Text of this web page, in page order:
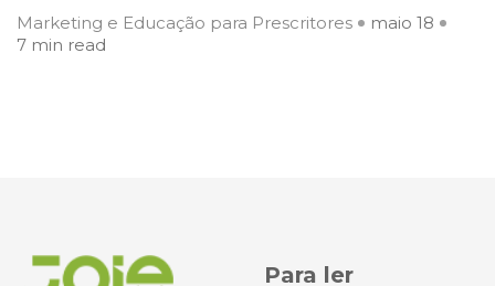
Marketing e Educação para Prescritores
maio 18
7 min read
Para ler